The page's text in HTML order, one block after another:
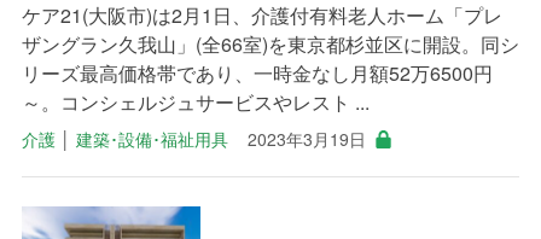
ケア21(大阪市)は2月1日、介護付有料老人ホーム「プレ
ザングラン久我山」(全66室)を東京都杉並区に開設。同シ
リーズ最高価格帯であり、一時金なし月額52万6500円
～。コンシェルジュサービスやレスト ...
介護│ 建築･設備･福祉用具 2023年3月19日